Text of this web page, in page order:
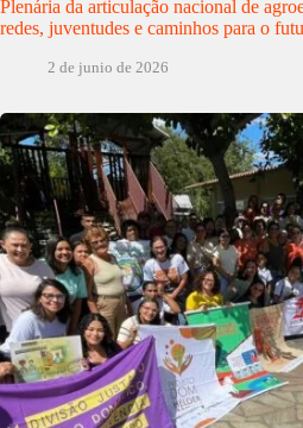
Plenária da articulação nacional de
redes, juventudes e caminhos para o
2 de junio de 2026